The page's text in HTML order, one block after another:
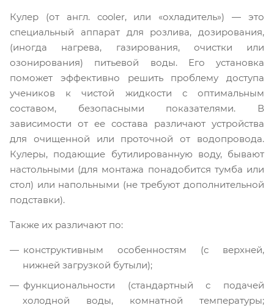
Кулер (от англ. cooler, или «охладитель») — это
специальный аппарат для розлива, дозирования,
(иногда нагрева, газирования, очистки или
озонирования) питьевой воды. Его установка
поможет эффективно решить проблему доступа
учеников к чистой жидкости с оптимальным
составом, безопасными показателями. В
зависимости от ее состава различают устройства
для очищенной или проточной от водопровода.
Кулеры, подающие бутилированную воду, бывают
настольными (для монтажа понадобится тумба или
стол) или напольными (не требуют дополнительной
подставки).
Также их различают по:
конструктивным особенностям (с верхней,
нижней загрузкой бутыли);
функциональности (стандартный с подачей
холодной воды, комнатной температуры;